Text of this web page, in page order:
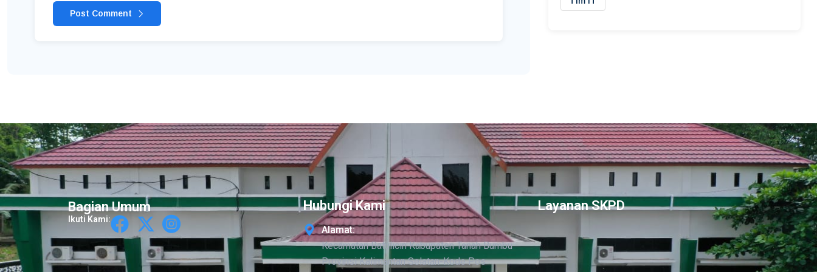
Post Comment
Bagian Umum
Ikuti Kami:
Hubungi Kami
Alamat:
Kecamatan Batulicin Kabupaten Tanah Bumbu
Provinsi Kalimantan Selatan-Kode Pos
Layanan SKPD